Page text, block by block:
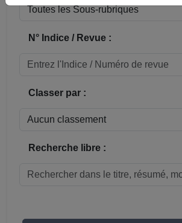
N° Indice / Revue :
Classer par :
Recherche libre :